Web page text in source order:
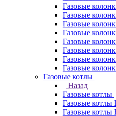
Газовые
Газовые
Газовые
Газовые
Газовые
Газовые
Газовые
Газовые
Газовые котлы
Назад
Газовые котлы
Газовые котлы
Газовые котлы